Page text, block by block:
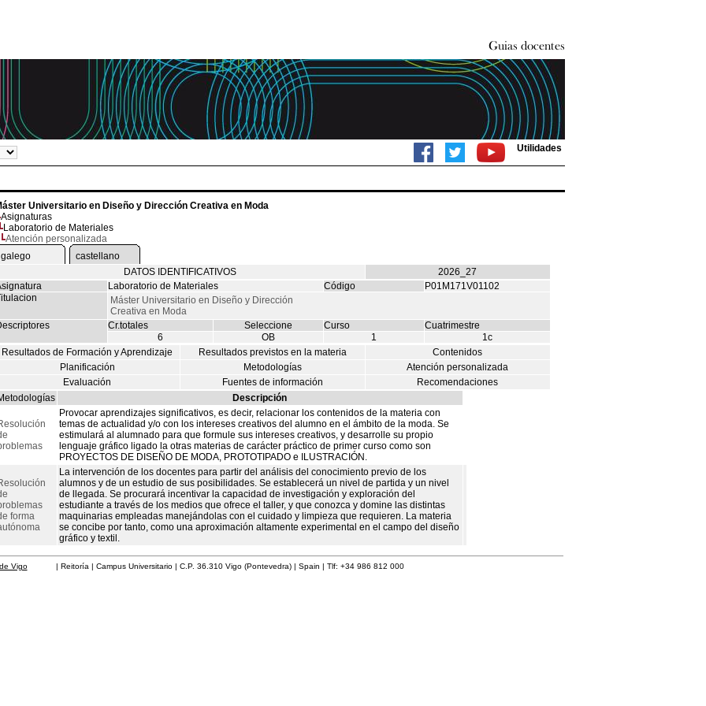
Utilidades
Universitario en Diseño y Dirección Creativa en Moda
Asignaturas
Laboratorio de Materiales
Atención personalizada
galego
castellano
DATOS IDENTIFICATIVOS
2026_27
Laboratorio de Materiales Código
P01M171V01102
Máster Universitario en Diseño y Dirección
Creativa en Moda
Cr.totales Seleccione Curso
Cuatrimestre
6
OB 1
1c
Resultados de Formación y Aprendizaje
Resultados previstos en la materia
Contenidos
Planificación
Metodologías
Atención personalizada
Evaluación
Fuentes de información
Recomendaciones
Descripción
Provocar aprendizajes significativos, es decir, relacionar los contenidos de la materia con
temas de actualidad y/o con los intereses creativos del alumno en el ámbito de la moda. Se
estimulará al alumnado para que formule sus intereses creativos, y desarrolle su propio
lenguaje gráfico ligado la otras materias de carácter práctico de primer curso como son
PROYECTOS DE DISEÑO DE MODA, PROTOTIPADO e ILUSTRACIÓN.
forma
La intervención de los docentes para partir del análisis del conocimiento previo de los
alumnos y de un estudio de sus posibilidades. Se establecerá un nivel de partida y un nivel
de llegada. Se procurará incentivar la capacidad de investigación y exploración del
estudiante a través de los medios que ofrece el taller, y que conozca y domine las distintas
maquinarias empleadas manejándolas con el cuidado y limpieza que requieren. La materia
se concibe por tanto, como una aproximación altamente experimental en el campo del diseño
gráfico y textil.
Vigo| Reitoría | Campus Universitario | C.P. 36.310 Vigo (Pontevedra) | Spain | Tlf: +34 986 812 000